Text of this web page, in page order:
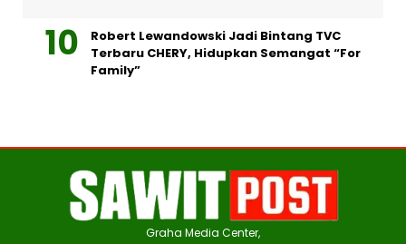
Robert Lewandowski Jadi Bintang TVC
Terbaru CHERY, Hidupkan Semangat “For
Family”
Graha Media Center,